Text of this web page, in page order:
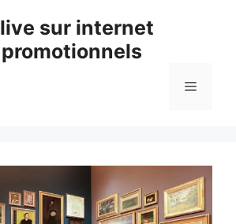
sur internet
Menu